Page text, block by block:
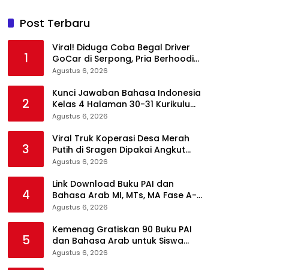
Post Terbaru
1
Viral! Diduga Coba Begal Driver
GoCar di Serpong, Pria Berhoodie
Hitam Diamankan Warga dan
Agustus 6, 2026
2
Kunci Jawaban Bahasa Indonesia
Kelas 4 Halaman 30-31 Kurikulum
Merdeka, Menyimak Teks Kepala
Agustus 6, 2026
3
Viral Truk Koperasi Desa Merah
Putih di Sragen Dipakai Angkut
Tebu, Kodim Langsung Turun
Agustus 6, 2026
4
Link Download Buku PAI dan
Bahasa Arab MI, MTs, MA Fase A-F
Gratis, Lengkap Semua Mata
Agustus 6, 2026
5
Kemenag Gratiskan 90 Buku PAI
dan Bahasa Arab untuk Siswa
Madrasah di Semua Jenjang
Agustus 6, 2026